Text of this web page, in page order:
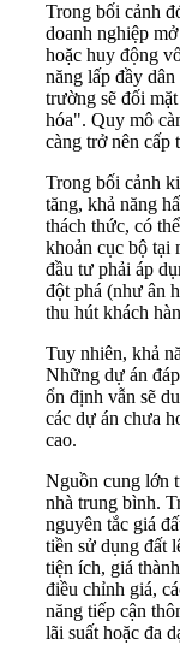
Trong bối cảnh
doanh nghiệp
hoặc huy động
năng lấp đầy
trường sẽ đối
hóa". Quy mô
càng trở nên cấp
Trong bối cảnh
tăng, khả năng
thách thức, có
khoản cục bộ tại
đầu tư phải áp
đột phá (như ân
thu hút khách
Tuy nhiên, khả
Những dự án
ổn định vẫn sẽ
các dự án chưa
cao.
Nguồn cung lớn
nhà trung bình.
nguyên tắc giá
tiền sử dụng đất
tiện ích, giá
điều chỉnh giá,
năng tiếp cận
lãi suất hoặc đa